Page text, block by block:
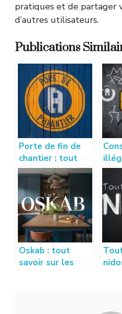
pratiques et de partager
d’autres utilisateurs.
Publications
Porte de fin de
chantier : tout
savoir sur son
utilité, normes et
installation
de
dit
Oskab : tout
savoir sur les